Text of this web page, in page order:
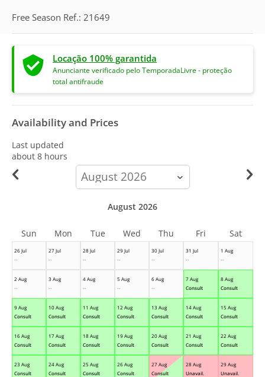
Free Season Ref.: 21649
Locação 100% garantida
Anunciante verificado pelo TemporadaLivre - proteção
total antifraude
Availability and Prices
Last updated
about 8 hours
calendar-
month
26 Jul
--
27 Jul
--
28 Jul
--
29 Jul
--
30 Jul
--
31 Jul
--
1 Aug
--
2 Aug
--
3 Aug
--
4 Aug
--
5 Aug
--
6 Aug
--
7 Aug
Consult
8 Aug
Consult
9 Aug
Consult
10 Aug
Consult
11 Aug
Consult
12 Aug
Consult
13 Aug
Consult
14 Aug
Consult
15 Aug
Consult
16 Aug
Consult
17 Aug
Consult
18 Aug
Consult
19 Aug
Consult
20 Aug
Consult
21 Aug
Consult
22 Aug
Consult
23 Aug
Consult
24 Aug
Consult
25 Aug
Consult
26 Aug
Consult
27 Aug
Consult
28 Aug
Unavail.
29 Aug
Unavail.
August 2026
Sun Mon Tue Wed Thu Fri Sat